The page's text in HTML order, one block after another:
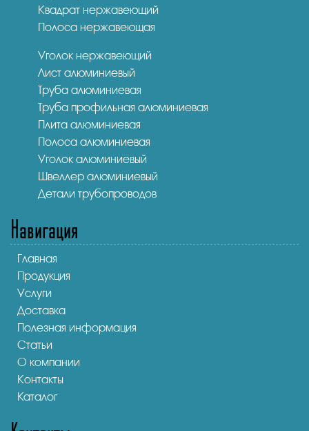
Квадрат нержавеющий
Полоса нержавеющая
Уголок нержавеющий
Лист алюминиевый
Труба алюминиевая
Труба профильная алюминиевая
Плита алюминиевая
Полоса алюминиевая
Уголок алюминиевый
Швеллер алюминиевый
Детали трубопроводов
Навигация
Главная
Продукция
Услуги
Доставка
Полезная информация
Статьи
О компании
Контакты
Каталог